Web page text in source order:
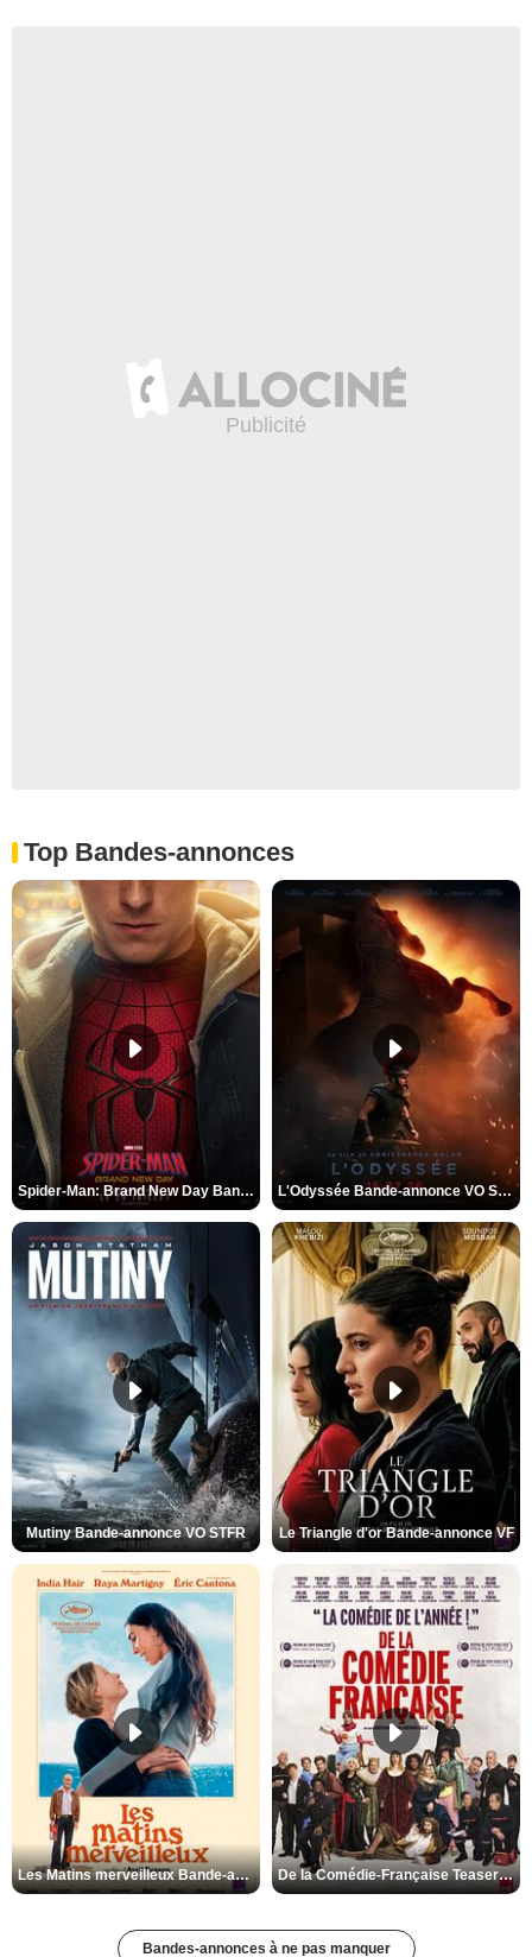
Top Bandes-annonces
Spider-Man: Brand New Day Bande-annonce VO STFR L'Odyssée Bande-annonce VO STFR
Mutiny Bande-annonce VO STFR Le Triangle d'or Bande-annonce VF
Les Matins merveilleux Bande-annonce VF De la Comédie-Française Teaser VF
Bandes-annonces à ne pas manquer